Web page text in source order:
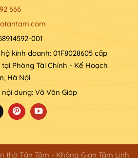
tường chống ám khói
sồi
666
001
kinh doanh: 01F8028605 cấp
Phòng Tài Chính - Kế Hoạch
Hà Nội
dung: Võ Văn Giáp
thờ Tận Tâm - Không Gian Tâm Linh